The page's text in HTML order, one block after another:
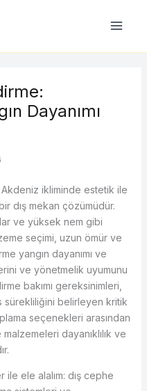
Dayanımı
Akdeniz ikliminde estetik ile
dış mekan çözümüdür.
ve yüksek nem gibi
seçimi, uzun ömür ve
yangın dayanımı ve
ve yönetmelik uyumunu
bakımı gereksinimleri,
belirleyen kritik
seçenekleri arasından
dayanıklılık ve
ele alalım: dış cephe